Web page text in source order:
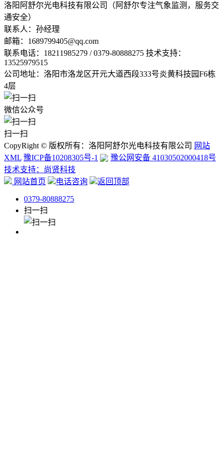
洛阳阿舒尔光电科技有限公司（阿舒尔专注气象监测，服务交
通安全）
联系人：孙经理
邮箱： 1689799405@qq.com
联系电话： 18211985279 / 0379-80888275 技术支持：
13525979515
公司地址：洛阳市洛龙区开元大道西段333号炎黄科技园F6栋
4层
微信公众号
扫一扫
CopyRight © 版权所有：洛阳阿舒尔光电科技有限公司 网站
XML 豫ICP备10208305号-1
豫公网安备 41030502000418号
技术支持：尚贤科技
网站首页
电话咨询 返回顶部
0379-80888275
扫一扫